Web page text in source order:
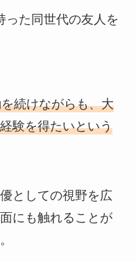
った同世代の友人を
続けながらも、大
験を得たいという
としての視野を広
にも触れることが